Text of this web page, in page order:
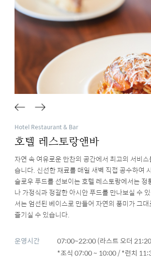
Hotel Restaurant & Bar
호텔 레스토랑앤바
자연 속 여유로운 만찬의 공간에서 최고의 서비
습니다. 신선한 재료를 매일 새벽 직접 공수하여
슬로우 푸드를 선보이는 호텔 레스토랑에서는 정
나 가정식과 정갈한 아시안 푸드를 만나보실 수
서는 엄선된 베이스로 만들어 자연의 풍미가 그
즐기실 수 있습니다.
운영시간
07:00~22:00 (라스트 오더
*조식 07:00 ~ 10:00 / *런치